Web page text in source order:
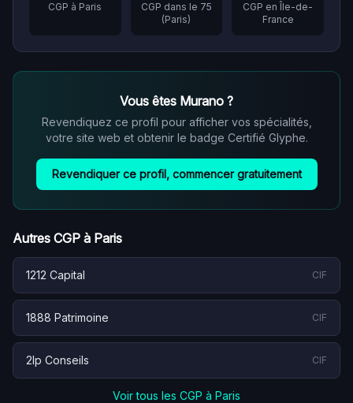
CGP à Paris CGP dans le 75
(Paris)
CGP en Île-de-
France
Vous êtes Murano ?
Revendiquez ce profil pour afficher vos spécialités,
votre site web et obtenir le badge Certifié Glyphe.
Revendiquer ce profil, commencer gratuitement
Autres CGP à Paris
1212 Capital CIF
1888 Patrimoine CIF
2lp Conseils CIF
Voir tous les CGP à Paris